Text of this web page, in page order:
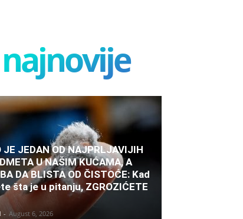
najnovije
JE JEDAN OD NAJPRLJAVIJIH
U NAŠIM KUĆAMA, A
DA BLISTA OD ČISTOĆE: Kad
šta je u pitanju, ZGROZIĆETE
- August 6, 2026